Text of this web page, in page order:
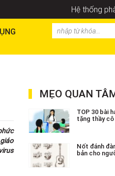
Hệ thống
MẸO QUAN
TOP 30 bài
tặng thầy cô
Nốt đánh
bản cho